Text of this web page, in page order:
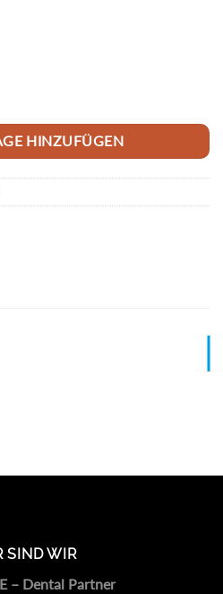
HINZUFÜGEN
SIND WIR
– Dental Partner